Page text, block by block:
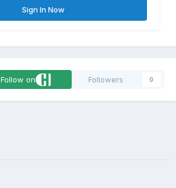
Sign In Now
Follow on Followers 0